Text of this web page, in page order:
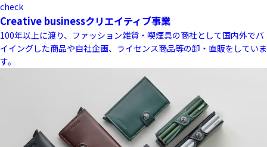
check
Creative businessクリエイティブ事業
100年以上に渡り、ファッション雑貨・喫煙具の商社として国内外でバ
イイングした商品や自社企画、ライセンス商品等の卸・直販をしていま
す。